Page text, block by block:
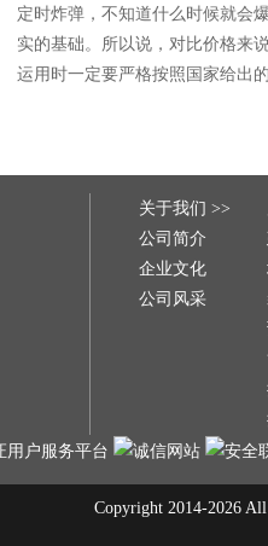
定时炸弹，不知道什么时候就会
实的基础。所以说，对比价格来
运用时一定要严格按照国家给出
关于我们 >>
公司简介
企业文化
公司风采
Copyright 2014-2026